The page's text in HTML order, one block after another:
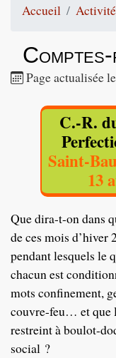
Accueil
Page actualisée
C.-R.
Saint-
13
Que dira-t-on dans
de ces mois d’hiver
pendant lesquels le
chacun est
mots confinement,
couvre-feu… et que
restreint à boulot-
social ?